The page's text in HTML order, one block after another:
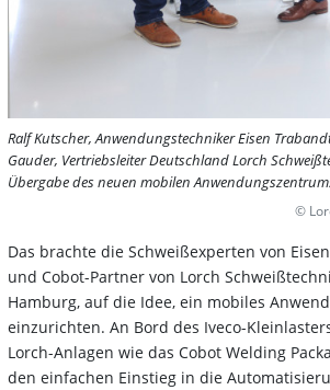
Das brachte die Schweißexperten von
und Cobot-Partner von Lorch
Hamburg, auf die Idee, ein mobiles
einzurichten. An Bord des Iveco-
Lorch-Anlagen wie das Cobot Welding
den einfachen Einstieg in die
Ralf Kutscher, Anwendungstechniker Eisen
Gauder, Vertriebsleiter Deutschland Lorch
Übergabe des neuen mobilen
©